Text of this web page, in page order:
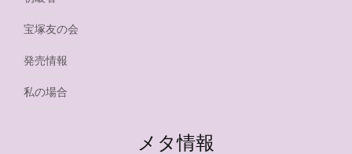
宝塚友の会
発売情報
私の場合
メタ情報